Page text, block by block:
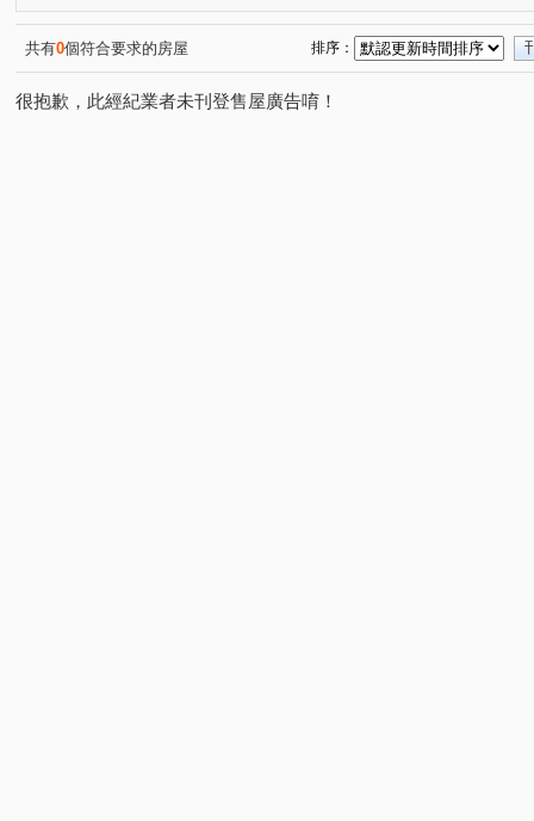
共有0個符合要求的房屋 排序：
很抱歉，此經紀業者未刊登售屋廣告唷！